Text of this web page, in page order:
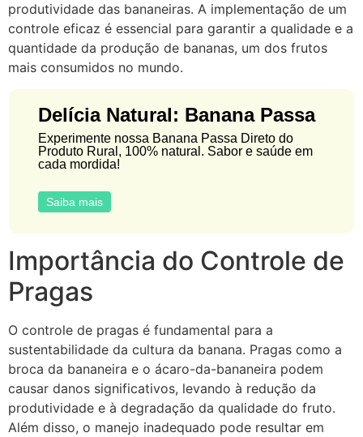
produtividade das bananeiras. A implementação de um
controle eficaz é essencial para garantir a qualidade e a
quantidade da produção de bananas, um dos frutos
mais consumidos no mundo.
Delícia Natural: Banana Passa
Experimente nossa Banana Passa Direto do
Produto Rural, 100% natural. Sabor e saúde em
cada mordida!
Saiba mais
Importância do Controle de
Pragas
O controle de pragas é fundamental para a
sustentabilidade da cultura da banana. Pragas como a
broca da bananeira e o ácaro-da-bananeira podem
causar danos significativos, levando à redução da
produtividade e à degradação da qualidade do fruto.
Além disso, o manejo inadequado pode resultar em